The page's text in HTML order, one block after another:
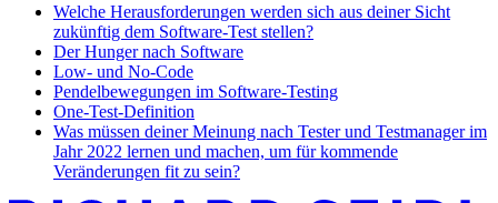
Welche Herausforderungen werden sich aus deiner Sicht
zukünftig dem Software-Test stellen?
Der Hunger nach Software
Low- und No-Code
Pendelbewegungen im Software-Testing
One-Test-Definition
Was müssen deiner Meinung nach Tester und Testmanager im
Jahr 2022 lernen und machen, um für kommende
Veränderungen fit zu sein?